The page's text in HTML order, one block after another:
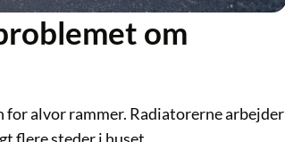
om
alvor rammer. Radiatorerne arbejder